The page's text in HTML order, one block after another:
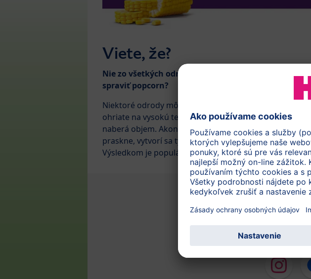
Viete, že?
Nie zo všetkých odrôd kukurice sa dá
spraviť popcorn?
Niektoré odrody môžu byť po vysušení
ohriate na vysokú teplotu. Škrob v jadre
naberá objem. Akonáhle škrupinka
praskne, vytvorí sa typický nafúknutý tvar.
Výsledkom je populárny popcorn!